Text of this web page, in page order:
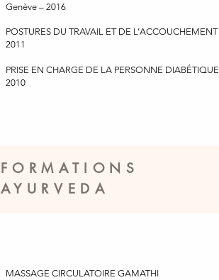
Genève – 2016
POSTURES DU TRAVAIL ET DE L’ACCOUCHEMENT
2011
PRISE EN CHARGE DE LA PERSONNE DIABÉTIQUE
2010
FORMATIONS
AYURVEDA
MASSAGE CIRCULATOIRE GAMATHI